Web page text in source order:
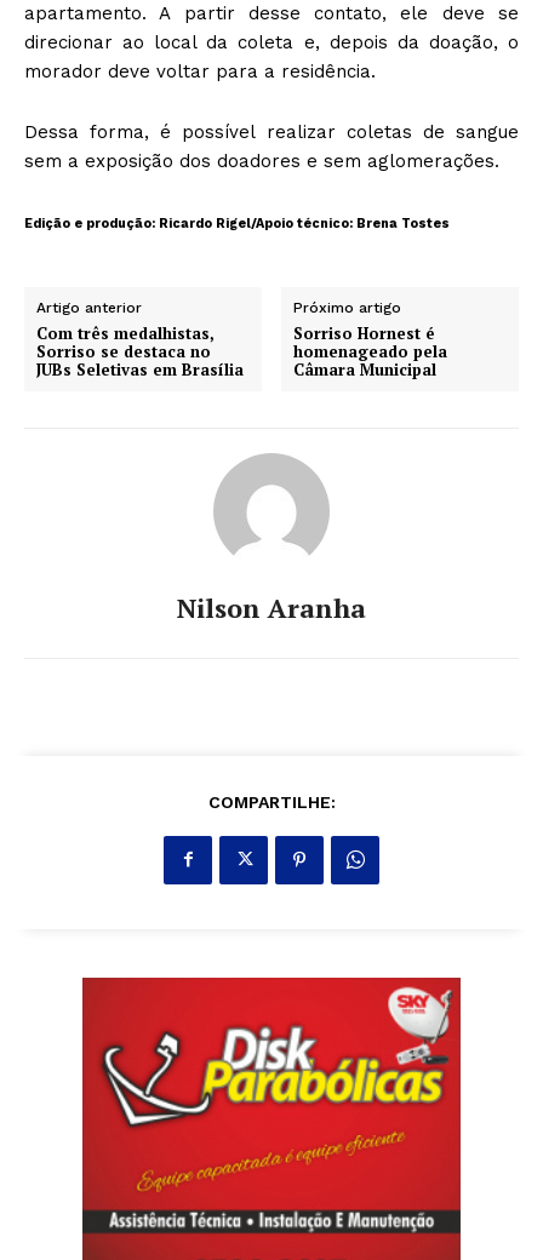
apartamento. A partir desse contato, ele deve se
direcionar ao local da coleta e, depois da doação, o
morador deve voltar para a residência.
Dessa forma, é possível realizar coletas de sangue
sem a exposição dos doadores e sem aglomerações.
Edição e produção: Ricardo Rigel/Apoio técnico: Brena Tostes
Artigo anterior
Com três medalhistas,
Sorriso se destaca no
JUBs Seletivas em Brasília
Próximo artigo
Sorriso Hornest é
homenageado pela
Câmara Municipal
Nilson Aranha
COMPARTILHE: